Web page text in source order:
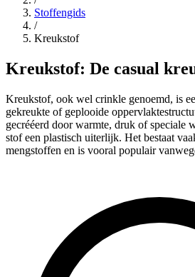
Stoffengids
/
Kreukstof
Kreukstof: De casual
Kreukstof, ook wel crinkle genoemd, is
gekreukte of geplooide
gecrééerd door warmte, druk of speciale
stof een plastisch uiterlijk. Het bestaat
mengstoffen en is vooral populair